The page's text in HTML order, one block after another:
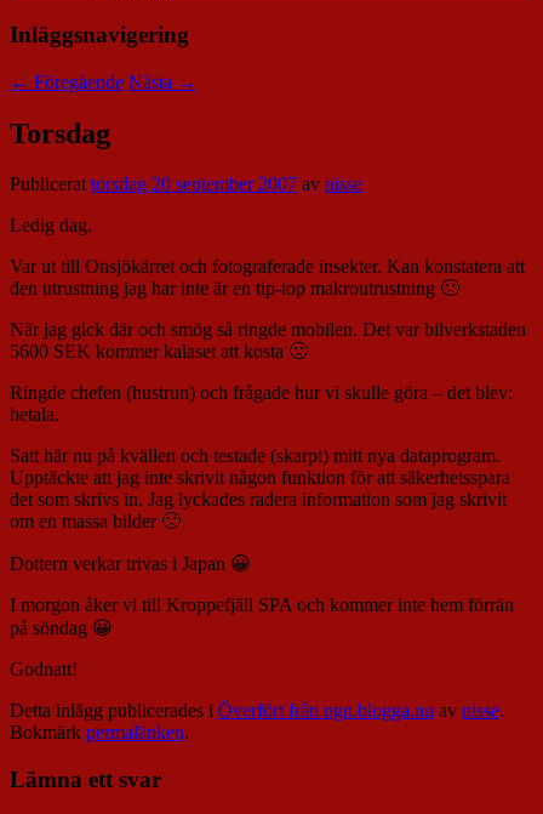
Inläggsnavigering
← Föregående Nästa →
Torsdag
Publicerattorsdag 20 september 2007 av nisse
Ledig dag.
Var ut till Onsjökärret och fotograferade insekter. Kan konstatera att
den utrustning jag har inte är en tip-top makroutrustning 🙁
När jag gick där och smög så ringde mobilen. Det var bilverkstaden
5600 SEK kommer kalaset att kosta 🙁
Ringde chefen (hustrun) och frågade hur vi skulle göra – det blev:
betala.
Satt här nu på kvällen och testade (skarpt) mitt nya dataprogram.
Upptäckte att jag inte skrivit någon funktion för att säkerhetsspara
det som skrivs in. Jag lyckades radera information som jag skrivit
om en massa bilder 🙁
Dottern verkar trivas i Japan 😀
I morgon åker vi till Kroppefjäll SPA och kommer inte hem förrän
på söndag 😀
Godnatt!
Detta inlägg publicerades i Överfört från ngn.blogga.nu av nisse.
Bokmärk permalänken.
Lämna ett svar